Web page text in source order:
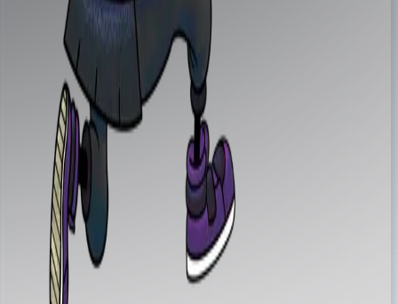
@ottawalls.art